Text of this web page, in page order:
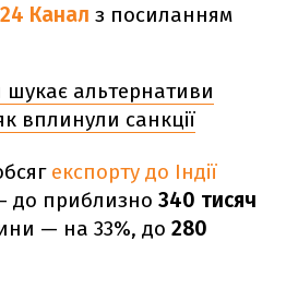
24 Канал з посиланням
шукає альтернативи
вплинули санкції
експорту до Індії
до приблизно 340 тисяч
— на 33%, до 280